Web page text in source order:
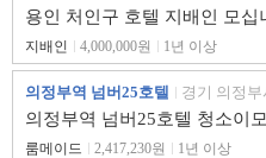
용인 처인구 호텔 지배인 모십
지배인 4,000,000원 1년 이상
의정부역 넘버25호텔 경기 의정부
의정부역 넘버25호텔 청소이
룸메이드 2,417,230원 1년 이상